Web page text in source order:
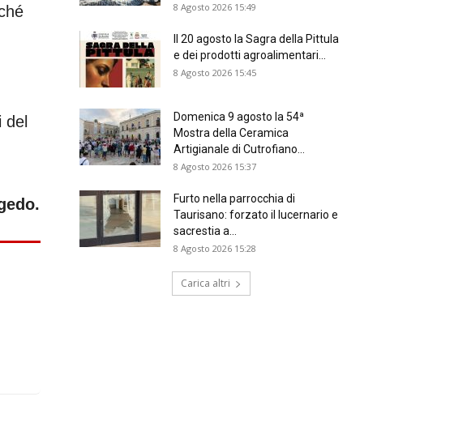
8 Agosto 2026 15:49
Il 20 agosto la Sagra della Pittula
e dei prodotti agroalimentari...
8 Agosto 2026 15:45
Domenica 9 agosto la 54ª
Mostra della Ceramica
Artigianale di Cutrofiano...
8 Agosto 2026 15:37
Furto nella parrocchia di
Taurisano: forzato il lucernario e
sacrestia a...
8 Agosto 2026 15:28
Carica altri